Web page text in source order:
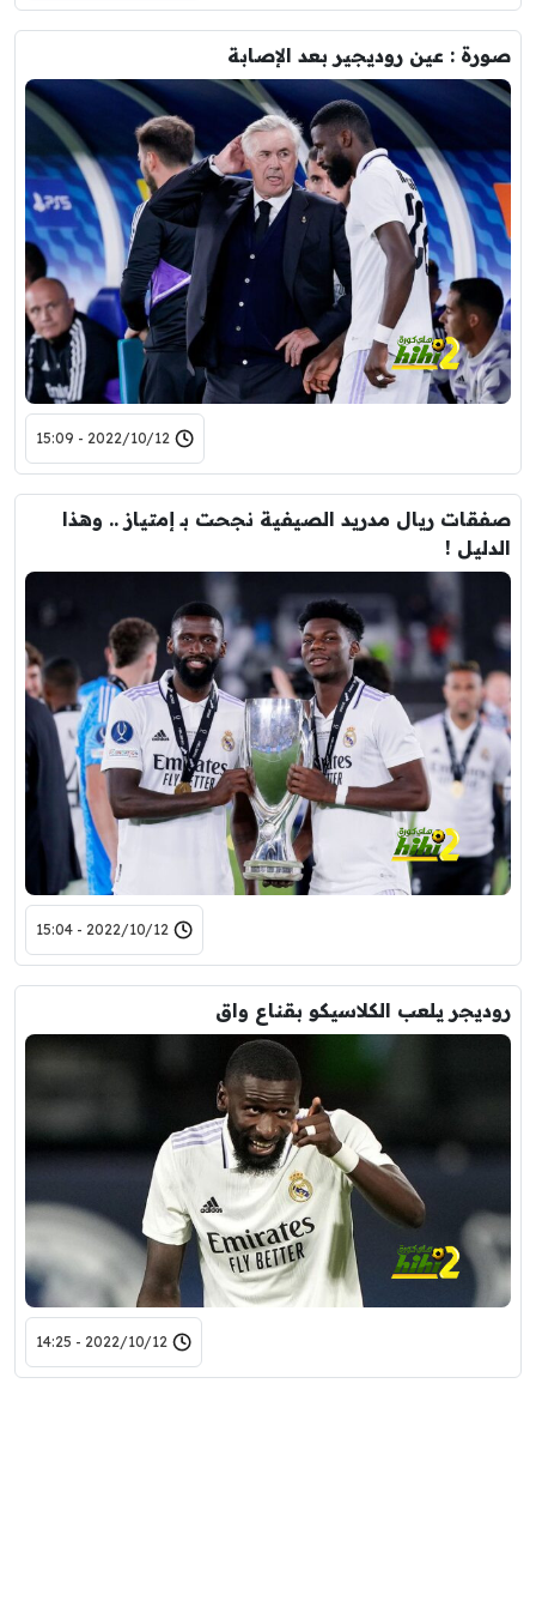
صورة : عين روديجير بعد الإصابة
2022/10/12 - 15:09
صفقات ريال مدريد الصيفية نجحت بـ إمتياز .. وهذا
الدليل !
2022/10/12 - 15:04
روديجر يلعب الكلاسيكو بقناع واق
2022/10/12 - 14:25